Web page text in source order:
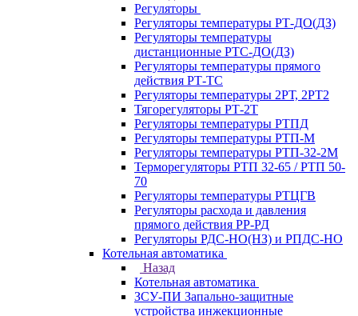
Регуляторы
Регуляторы температуры РТ-ДО(ДЗ)
Регуляторы температуры
дистанционные РТС-ДО(ДЗ)
Регуляторы температуры прямого
действия РТ-ТС
Регуляторы температуры 2РТ, 2РT2
Тягорегуляторы РТ-2Т
Регуляторы температуры РТПД
Регуляторы температуры РТП-M
Регуляторы температуры РТП-32-2М
Терморегуляторы РТП 32-65 / РТП 50-
70
Регуляторы температуры РТЦГВ
Регуляторы расхода и давления
прямого действия РР-РД
Регуляторы РДС-НО(НЗ) и РПДС-НО
Котельная автоматика
Назад
Котельная автоматика
ЗСУ-ПИ Запально-защитные
устройства инжекционные